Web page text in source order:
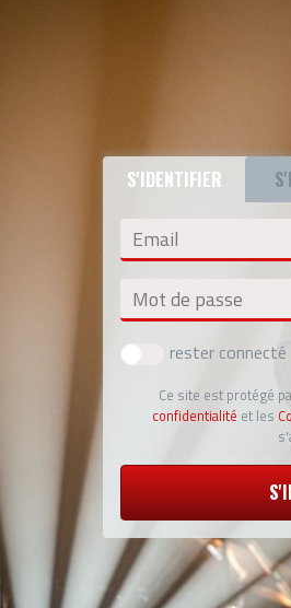
S'IDENTIFIER
Email
Mot de passe
rester connecté
Ce site est protégé
confidentialité et les